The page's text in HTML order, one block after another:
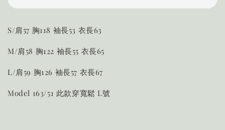
S/肩57 胸118 袖長53 衣長63
M/肩58 胸122 袖長55 衣長65
L/肩59 胸126 袖長57 衣長67
Model 163/51 此款穿寬鬆 L號